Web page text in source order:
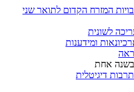
המזרח הקדום לתואר שני
לשונית
ומידענות
בשנה אחת
דיגיטלית